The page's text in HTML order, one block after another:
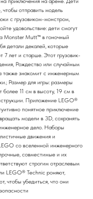
чтобы отправить модель
с грузовиком-монстром,
удовольствие: дети смогут
Monster Mutt™ в гоночный
детали декалей, которые
7 лет и старше. Этот грузовик-
Рождество или случайным
также знакомит с инженерным
Размер для игры: размеры
более 11 см в высоту, 19 см в
Приложение LEGO®
понятное приключение
модели в 3D, сохранять
дело. Наборы
движения и
со вселенной инженерного
совместимые и их
строгим отраслевым
LEGO® Technic роняют,
чтобы убедиться, что они